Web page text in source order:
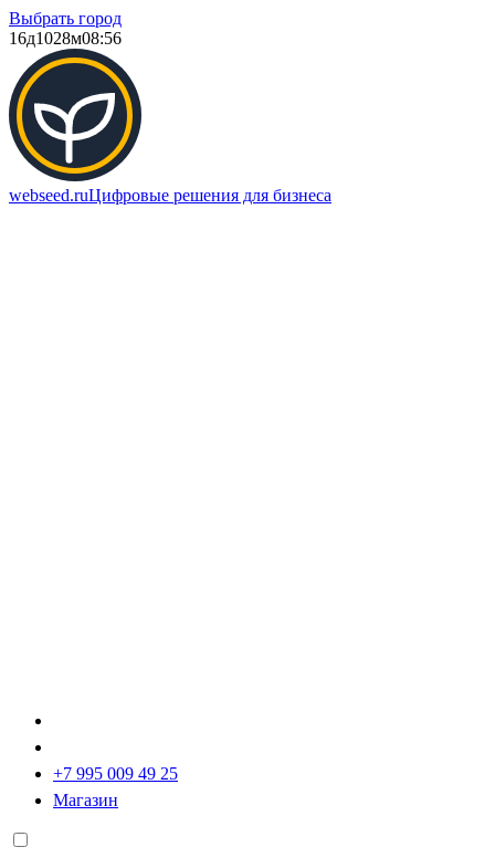
Выбрать город
16д1028м08:56
webseed.ruЦифровые решения для бизнеса
+7 995 009 49 25
Магазин